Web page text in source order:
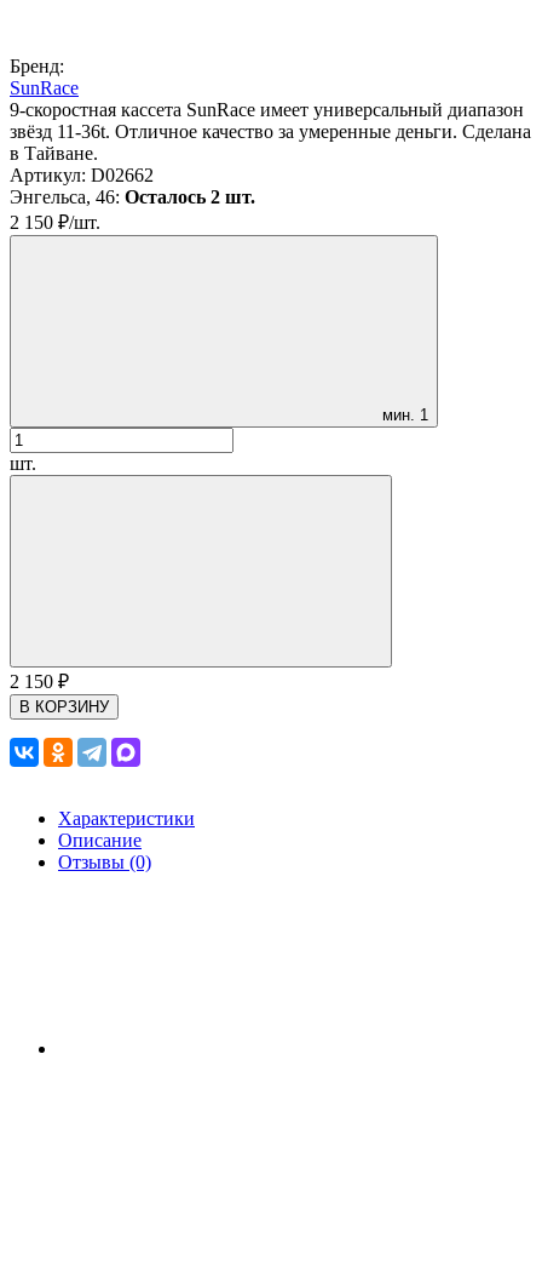
Бренд:
SunRace
9-скоростная кассета SunRace имеет универсальный диапазон
звёзд 11-36t. Отличное качество за умеренные деньги. Сделана
в Тайване.
Артикул: D02662
Энгельса, 46: Осталось 2 шт.
2 150 ₽/шт.
мин. 1
шт.
2 150 ₽
В КОРЗИНУ
Характеристики
Описание
Отзывы (0)